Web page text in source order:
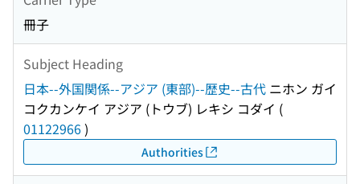
冊子
Subject Heading
日本--外国関係--アジア (東部)--歴史--古代 ニホン ガイ
コクカンケイ アジア (トウブ) レキシ コダイ (
01122966)
Authorities